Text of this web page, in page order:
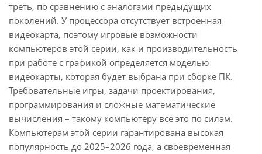
треть, по сравнению с аналогами предыдущих
поколений. У процессора отсутствует встроенная
видеокарта, поэтому игровые возможности
компьютеров этой серии, как и производительность
при работе с графикой определяется моделью
видеокарты, которая будет выбрана при сборке ПК.
Требовательные игры, задачи проектирования,
программирования и сложные математические
вычисления – такому компьютеру все это по силам.
Компьютерам этой серии гарантирована высокая
популярность до 2025–2026 года, а своевременная